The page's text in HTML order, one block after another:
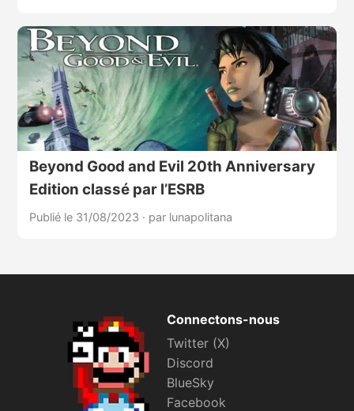
Beyond Good and Evil 20th Anniversary
Edition classé par l’ESRB
Publié le 31/08/2023 · par lunapolitana
Connectons-nous
Twitter (X)
Discord
BlueSky
Facebook